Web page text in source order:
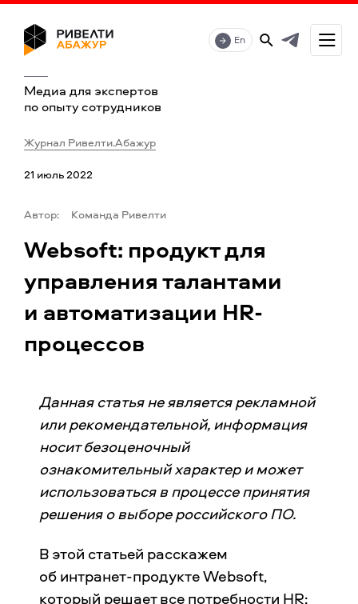
Медиа для экспертов
по опыту сотрудников
En
Журнал Ривелти.Абажур
21 июль 2022
Автор: Команда Ривелти
Websoft: продукт для
управления талантами
и автоматизации HR-
процессов
Данная статья не является рекламной
или рекомендательной, информация
носит безоценочный
ознакомительный характер и может
использоваться в процессе принятия
решения о выборе российского ПО.
В этой статьей расскажем
об интранет-продукте Websoft,
который решает все потребности HR: